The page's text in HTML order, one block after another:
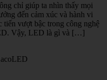
chỉ giúp ta nhìn thấy mọi
đến cảm xúc và hành vi
tiến vượt bậc trong công nghệ
Vậy, LED là gì và […]